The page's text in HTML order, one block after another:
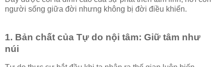
người sống giữa đời nhưng không bị đời điều khiển.
1. Bản chất của Tự do nội tâm: Giữ tâm như
núi